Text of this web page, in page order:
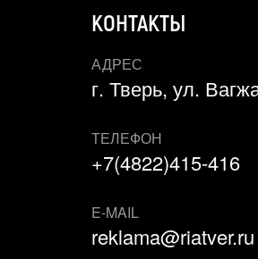
КОНТАКТЫ
АДРЕС
г. Тверь, ул.
ТЕЛЕФОН
+7(4822)415-416
E-MAIL
reklama@riatver.ru